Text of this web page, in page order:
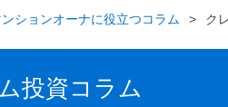
ションオーナに役立つコラム ク
投資コラム